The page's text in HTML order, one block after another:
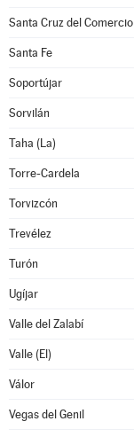
Santa Cruz del Comercio
Santa Fe
Soportújar
Sorvilán
Taha (La)
Torre-Cardela
Torvizcón
Trevélez
Turón
Ugíjar
Valle del Zalabí
Valle (El)
Válor
Vegas del Genil